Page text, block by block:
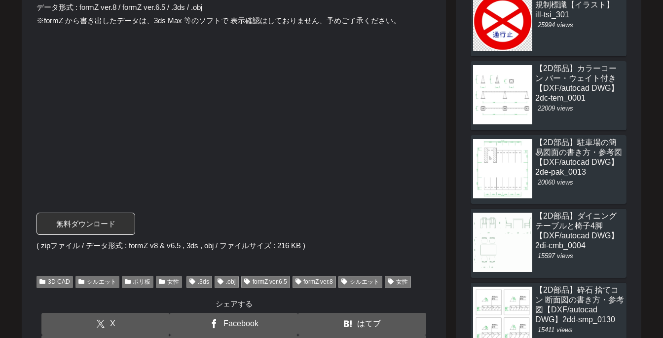
データ形式 : formZ ver.8 / formZ ver.6.5 / .3ds / .obj
※formZ から書き出したデータは、3ds Max 等のソフトで 表示確認はしておりません、予めご了承ください。
無料ダウンロード
( zipファイル / データ形式 : formZ v8 & v6.5 , 3ds , obj / ファイルサイズ : 216 KB )
3D CAD シルエット ポリ板 女性 .3ds .obj formZ ver.6.5 formZ ver.8 シルエット 女性
シェアする
X Facebook はてブ
規制標識【イラスト】
ill-tsi_301
25994 views
【2D部品】カラーコー
ン バー・ウェイト付き
【DXF/autocad DWG】
2dc-tem_0001
22009 views
【2D部品】駐車場の簡
易図面の書き方・参考図
【DXF/autocad DWG】
2de-pak_0013
20060 views
【2D部品】ダイニング
テーブルと椅子4脚
【DXF/autocad DWG】
2di-cmb_0004
15597 views
【2D部品】砕石 捨てコ
ン 断面図の書き方・参考
図【DXF/autocad
DWG】2dd-smp_0130
15411 views